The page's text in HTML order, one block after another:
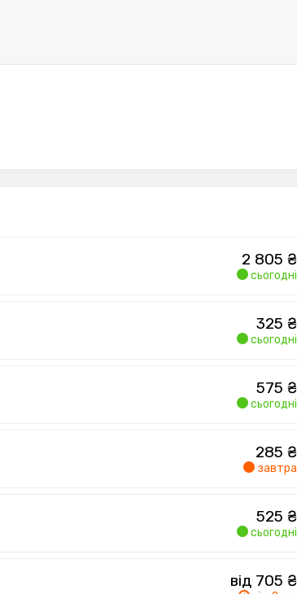
2 805 ₴
сьогодні
325 ₴
сьогодні
575 ₴
сьогодні
285 ₴
завтра
525 ₴
сьогодні
від 705 ₴